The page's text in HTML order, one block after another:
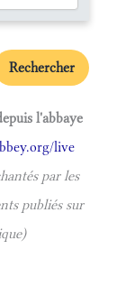
Rechercher
l'abbaye
live
par les
publiés sur